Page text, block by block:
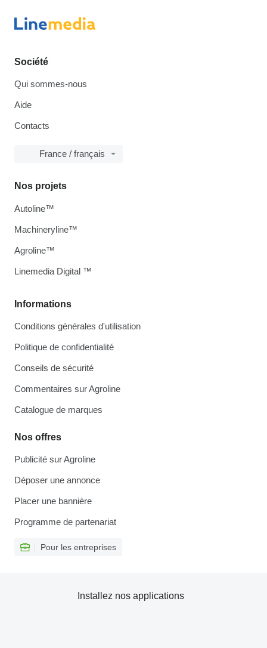
Société
Qui sommes-nous
Aide
Contacts
France / français
Informations
Conditions générales d'utilisation
Politique de confidentialité
Conseils de sécurité
Commentaires sur Agroline
Catalogue de marques
Nos offres
Publicité sur Agroline
Déposer une annonce
Placer une bannière
Programme de partenariat
Pour les entreprises
Nos projets
Autoline™
Machineryline™
Agroline™
Linemedia Digital ™
Installez nos applications